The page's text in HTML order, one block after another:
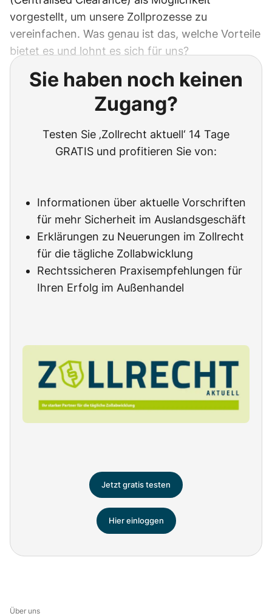
vorgestellt, um unsere Zollprozesse zu
vereinfachen. Was genau ist das, welche Vorteile
bietet es und lohnt es sich für uns?
Sie haben noch keinen
Zugang?
Testen Sie ‚Zollrecht aktuell‘ 14 Tage
GRATIS und profitieren Sie von:
Informationen über aktuelle Vorschriften
für mehr Sicherheit im Auslandsgeschäft
Erklärungen zu Neuerungen im Zollrecht
für die tägliche Zollabwicklung
Rechtssicheren Praxisempfehlungen für
Ihren Erfolg im Außenhandel
Jetzt gratis testen
Hier einloggen
Über uns